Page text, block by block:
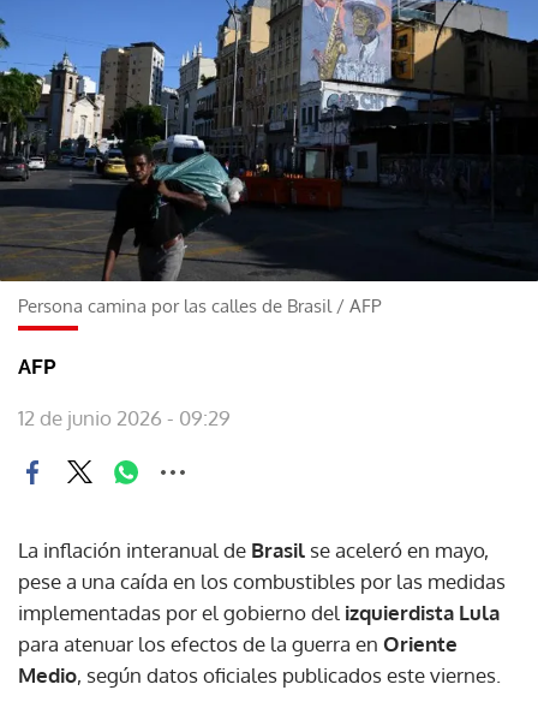
Persona camina por las calles de Brasil / AFP
AFP
12 de junio 2026 - 09:29
La inflación interanual de Brasil se aceleró en mayo,
pese a una caída en los combustibles por las medidas
implementadas por el gobierno del izquierdista Lula
para atenuar los efectos de la guerra en Oriente
Medio, según datos oficiales publicados este viernes.